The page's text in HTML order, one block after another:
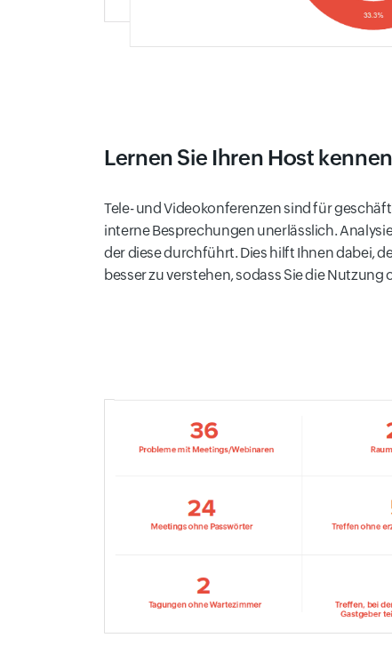
Lernen Sie Ihren Host kennen
Tele- und Videokonferenzen sind für
interne Besprechungen unerlässlich.
der diese durchführt. Dies hilft Ihnen dabei,
besser zu verstehen, sodass Sie die